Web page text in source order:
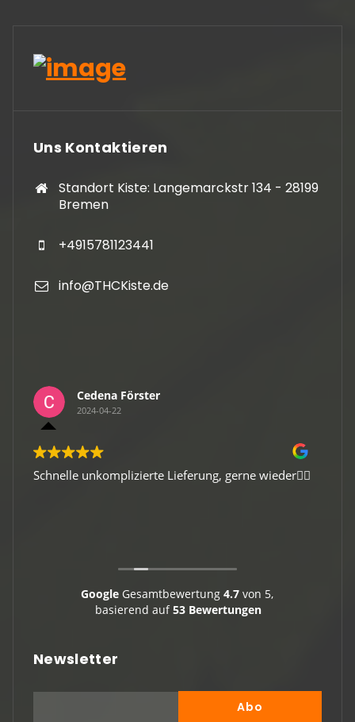
Uns Kontaktieren
Standort Kiste: Langemarckstr 134 - 28199
Bremen
+4915781123441
info@THCKiste.de
Cedena Förster
2024-04-22
Schnelle unkomplizierte Lieferung, gerne wieder👍🏻
GoogleGesamtbewertung 4.7von 5,
basierend auf53 Bewertungen
Newsletter